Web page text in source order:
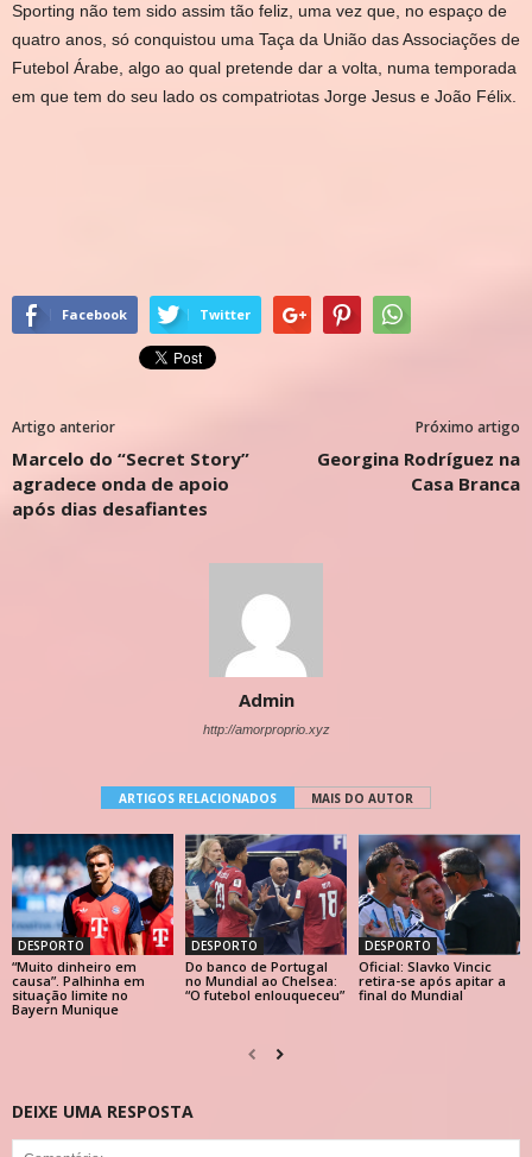
Sporting não tem sido assim tão feliz, uma vez que, no espaço de
quatro anos, só conquistou uma Taça da União das Associações de
Futebol Árabe, algo ao qual pretende dar a volta, numa temporada
em que tem do seu lado os compatriotas Jorge Jesus e João Félix.
Facebook Twitter
Artigo anterior
Marcelo do “Secret Story”
agradece onda de apoio
após dias desafiantes
Próximo artigo
Georgina Rodríguez na
Casa Branca
Admin
http://amorproprio.xyz
ARTIGOS RELACIONADOS MAIS DO AUTOR
DESPORTO
“Muito dinheiro em
causa”. Palhinha em
situação limite no
Bayern Munique
DESPORTO
Do banco de Portugal
no Mundial ao Chelsea:
“O futebol enlouqueceu”
DESPORTO
Oficial: Slavko Vincic
retira-se após apitar a
final do Mundial
DEIXE UMA RESPOSTA